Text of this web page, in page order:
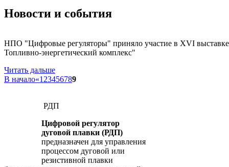
Новости и события
НПО "Цифровые регуляторы" приняло участие в XVI
Топливно-энергетический комплекс"
Читать дальше
В начало«1 23456789
РДП
Цифровой регулятор
дуговой плавки (РДП)
предназначен для управления
процессом дуговой или
резистивной плавки